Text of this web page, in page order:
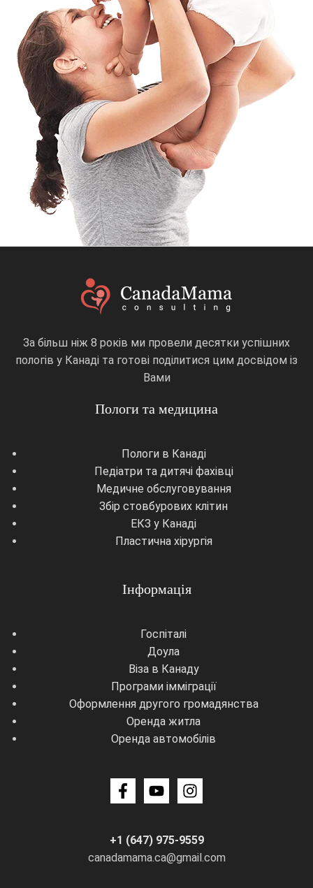
За більш ніж 8 років ми провели десятки успішних
пологів у Канаді та готові поділитися цим досвідом із
Вами
Пологи та медицина
Пологи в Канаді
Педіатри та дитячі фахівці
Медичне обслуговування
Збір стовбурових клітин
ЕКЗ у Канаді
Пластична хірургія
Інформація
Госпіталі
Доула
Віза в Канаду
Програми імміграції
Оформлення другого громадянства
Оренда житла
Оренда автомобілів
+1 (647) 975-9559
canadamama.ca@gmail.com